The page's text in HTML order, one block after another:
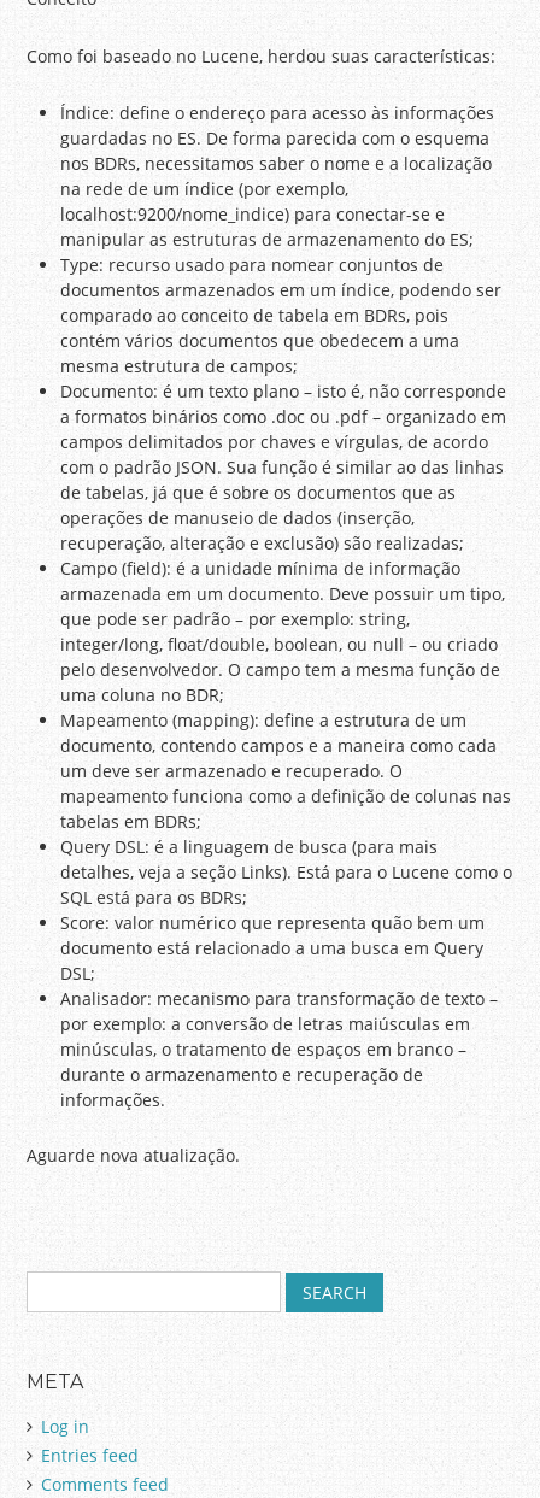
Como foi baseado no Lucene, herdou suas características:
Índice: define o endereço para acesso às informações
guardadas no ES. De forma parecida com o esquema
nos BDRs, necessitamos saber o nome e a localização
na rede de um índice (por exemplo,
localhost:9200/nome_indice) para conectar-se e
manipular as estruturas de armazenamento do ES;
Type: recurso usado para nomear conjuntos de
documentos armazenados em um índice, podendo ser
comparado ao conceito de tabela em BDRs, pois
contém vários documentos que obedecem a uma
mesma estrutura de campos;
Documento: é um texto plano – isto é, não corresponde
a formatos binários como .doc ou .pdf – organizado em
campos delimitados por chaves e vírgulas, de acordo
com o padrão JSON. Sua função é similar ao das linhas
de tabelas, já que é sobre os documentos que as
operações de manuseio de dados (inserção,
recuperação, alteração e exclusão) são realizadas;
Campo (field): é a unidade mínima de informação
armazenada em um documento. Deve possuir um tipo,
que pode ser padrão – por exemplo: string,
integer/long, float/double, boolean, ou null – ou criado
pelo desenvolvedor. O campo tem a mesma função de
uma coluna no BDR;
Mapeamento (mapping): define a estrutura de um
documento, contendo campos e a maneira como cada
um deve ser armazenado e recuperado. O
mapeamento funciona como a definição de colunas nas
tabelas em BDRs;
Query DSL: é a linguagem de busca (para mais
detalhes, veja a seção Links). Está para o Lucene como o
SQL está para os BDRs;
Score: valor numérico que representa quão bem um
documento está relacionado a uma busca em Query
DSL;
Analisador: mecanismo para transformação de texto –
por exemplo: a conversão de letras maiúsculas em
minúsculas, o tratamento de espaços em branco –
durante o armazenamento e recuperação de
informações.
Aguarde nova atualização.
e
c
f
o
r
META
Log in
Entries feed
Comments feed